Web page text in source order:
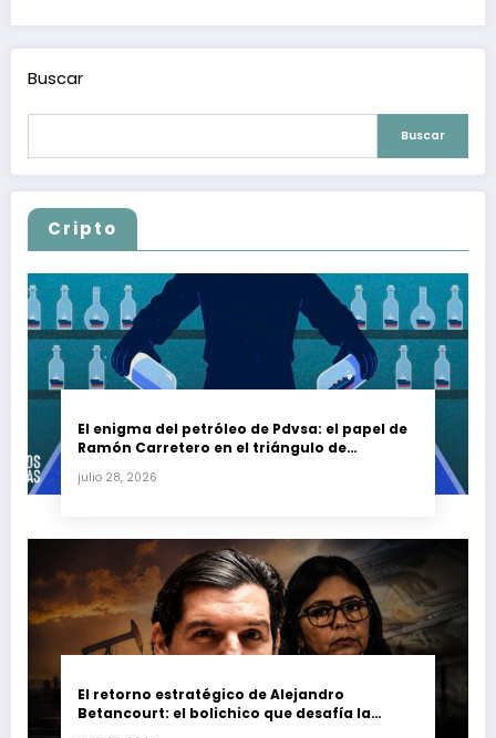
Buscar
Buscar
Cripto
El enigma del petróleo de Pdvsa: el papel de
Ramón Carretero en el triángulo de
julio 28, 2026
El retorno estratégico de Alejandro
Betancourt: el bolichico que desafía la